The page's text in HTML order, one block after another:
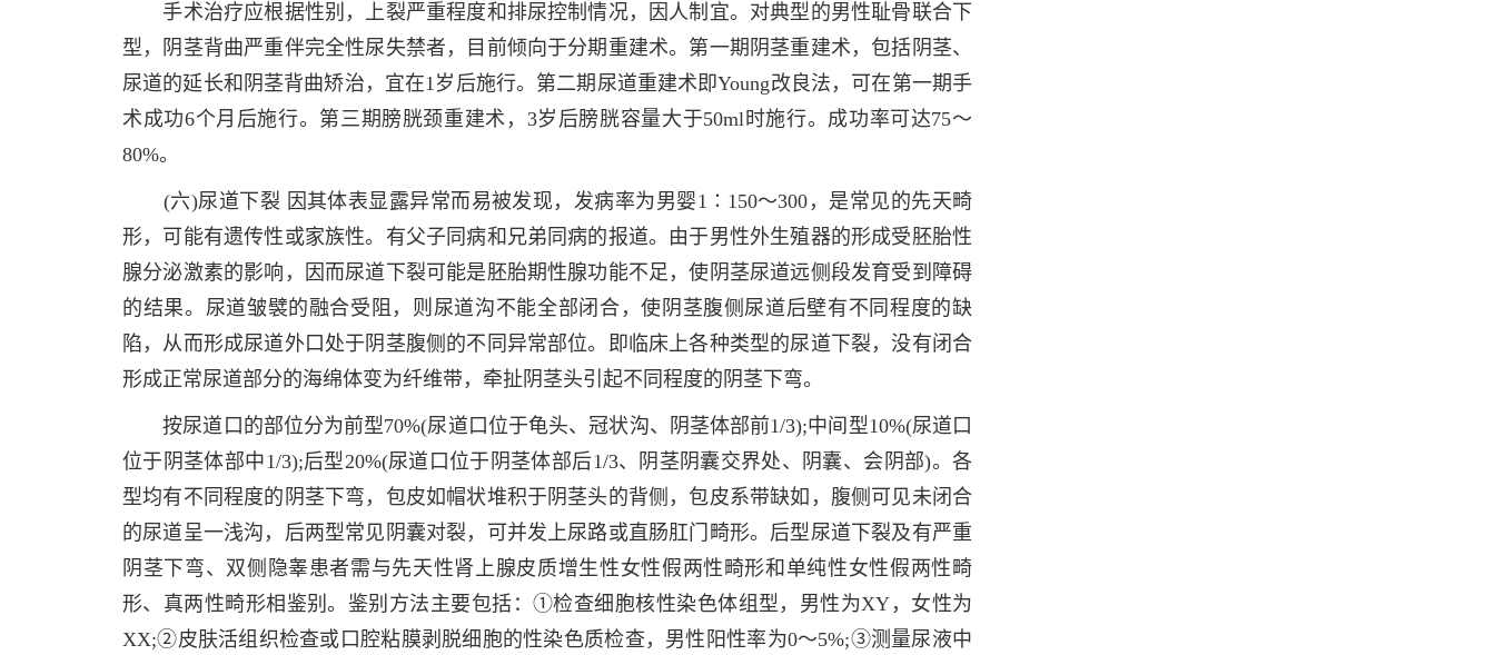
手术治疗应根据性别，上裂严重程度和排尿控制情况，因人制宜。对典型的男性耻骨联合下
型，阴茎背曲严重伴完全性尿失禁者，目前倾向于分期重建术。第一期阴茎重建术，包括阴茎、
尿道的延长和阴茎背曲矫治，宜在1岁后施行。第二期尿道重建术即Young改良法，可在第一期手
术成功6个月后施行。第三期膀胱颈重建术，3岁后膀胱容量大于50ml时施行。成功率可达75～
80%。
(六)尿道下裂 因其体表显露异常而易被发现，发病率为男婴1∶150～300，是常见的先天畸
形，可能有遗传性或家族性。有父子同病和兄弟同病的报道。由于男性外生殖器的形成受胚胎性
腺分泌激素的影响，因而尿道下裂可能是胚胎期性腺功能不足，使阴茎尿道远侧段发育受到障碍
的结果。尿道皱襞的融合受阻，则尿道沟不能全部闭合，使阴茎腹侧尿道后壁有不同程度的缺
陷，从而形成尿道外口处于阴茎腹侧的不同异常部位。即临床上各种类型的尿道下裂，没有闭合
形成正常尿道部分的海绵体变为纤维带，牵扯阴茎头引起不同程度的阴茎下弯。
按尿道口的部位分为前型70%(尿道口位于龟头、冠状沟、阴茎体部前1/3);中间型10%(尿道口
位于阴茎体部中1/3);后型20%(尿道口位于阴茎体部后1/3、阴茎阴囊交界处、阴囊、会阴部)。各
型均有不同程度的阴茎下弯，包皮如帽状堆积于阴茎头的背侧，包皮系带缺如，腹侧可见未闭合
的尿道呈一浅沟，后两型常见阴囊对裂，可并发上尿路或直肠肛门畸形。后型尿道下裂及有严重
阴茎下弯、双侧隐睾患者需与先天性肾上腺皮质增生性女性假两性畸形和单纯性女性假两性畸
形、真两性畸形相鉴别。鉴别方法主要包括：①检查细胞核性染色体组型，男性为XY，女性为
XX;②皮肤活组织检查或口腔粘膜剥脱细胞的性染色质检查，男性阳性率为0～5%;③测量尿液中